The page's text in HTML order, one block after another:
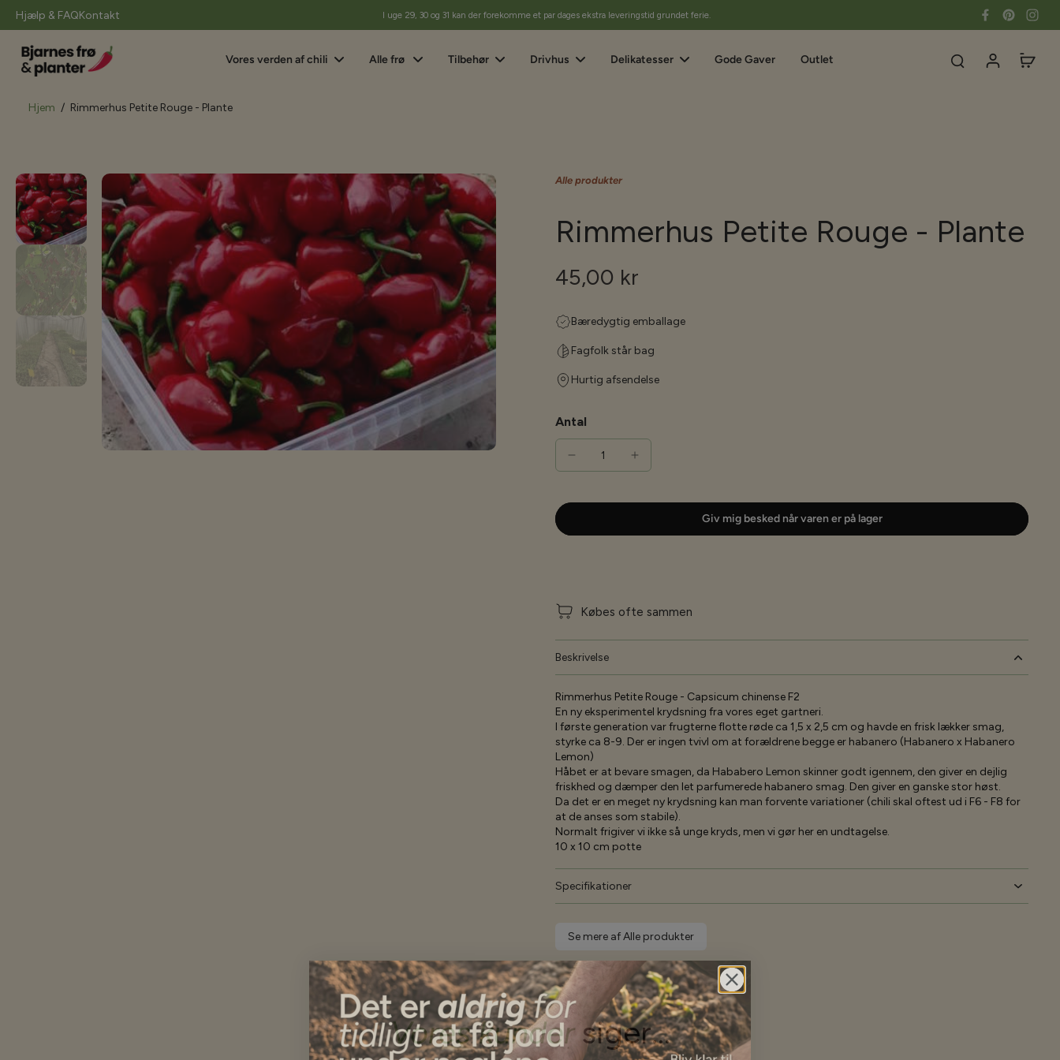
Hjælp & FAQKontakt I uge 29, 30 og 31 kan der forekomme et par dages ekstra leveringstid grundet ferie.
Vores verden af chili Alle frø Tilbehør Drivhus Delikatesser Gode Gaver Outlet
Hjem / Rimmerhus Petite Rouge - Plante
Gå
til
produktoplysninger
Alle produkter
Rimmerhus Petite Rouge - Plante
45,00 kr
Bæredygtig emballage
Fagfolk står bag
Hurtig afsendelse
Antal
Giv mig besked når varen er på lager
Købes ofte sammen
Beskrivelse
Rimmerhus Petite Rouge - Capsicum chinense F2
En ny eksperimentel krydsning fra vores eget gartneri.
I første generation var frugterne flotte røde ca 1,5 x 2,5 cm og havde en frisk lækker smag,
styrke ca 8-9. Der er ingen tvivl om at forældrene begge er habanero (Habanero x Habanero
Lemon)
Håbet er at bevare smagen, da Hababero Lemon skinner godt igennem, den giver en dejlig
friskhed og dæmper den let parfumerede habanero smag. Den giver en ganske stor høst.
Da det er en meget ny krydsning kan man forvente variationer (chili skal oftest ud i F6 - F8 for
at de anses som stabile).
Normalt frigiver vi ikke så unge kryds, men vi gør her en undtagelse.
10 x 10 cm potte
Specifikationer
Se mere af Alle produkter
Vores kundersiger...